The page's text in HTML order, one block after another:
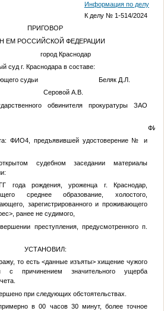
Информация по делу
К делу № 1-514/2024
ПРИГОВОР
ЕМ РОССИЙСКОЙ ФЕДЕРАЦИИ
город Краснодар
суд г. Краснодара в составе:
судьи Беляк Д.Л.
Серовой А.В.
обвинителя прокуратуры ЗАО
ФИО4, предъявившей удостоверение №
и
судебном заседании материалы
года рождения, уроженца г. Краснодар,
среднее образование, холостого,
зарегистрированного и проживающего
, ранее не судимого,
преступления, предусмотренного п.
УСТАНОВИЛ:
то есть<данные изъяты>хищение чужого
с причинением значительного ущерба
при следующих обстоятельствах.
в 00 часов 30 минут, более точное